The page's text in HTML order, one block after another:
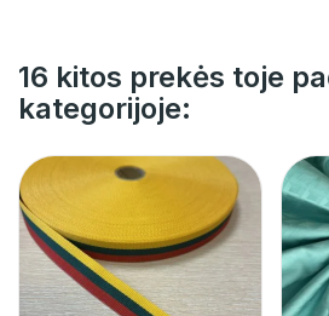
16 kitos prekės toje
kategorijoje: